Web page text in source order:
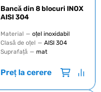
Bancă din 8 blocuri INOX
AISI 304
Material — oțel inoxidabil
Clasă de oțel — AISI 304
Suprafață — mat
Preț la cerere